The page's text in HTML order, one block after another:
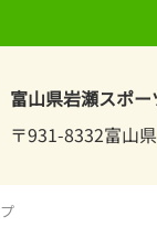
富山県岩瀬スポ
〒931-8332富山